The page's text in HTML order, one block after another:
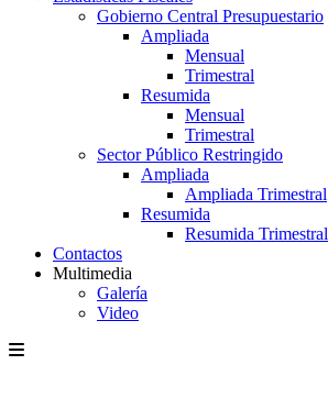
Gobierno Central Presupuestario
Ampliada
Mensual
Trimestral
Resumida
Mensual
Trimestral
Sector Público Restringido
Ampliada
Ampliada Trimestral
Resumida
Resumida Trimestral
Contactos
Multimedia
Galería
Video